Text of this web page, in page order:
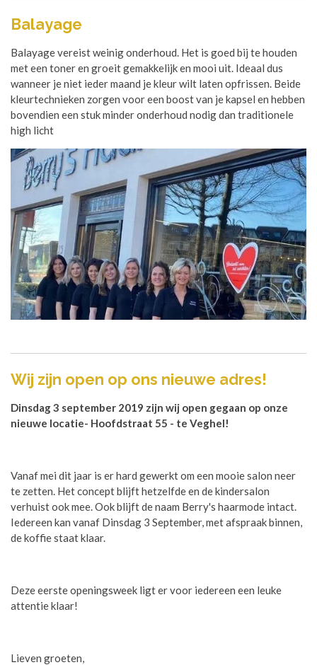
Balayage
Balayage vereist weinig onderhoud. Het is goed bij te houden
met een toner en groeit gemakkelijk en mooi uit. Ideaal dus
wanneer je niet ieder maand je kleur wilt laten opfrissen. Beide
kleurtechnieken zorgen voor een boost van je kapsel en hebben
bovendien een stuk minder onderhoud nodig dan traditionele
high licht
Wij zijn open op ons nieuwe adres!
Dinsdag 3 september 2019 zijn wij open gegaan op onze
nieuwe locatie- Hoofdstraat 55 - te Veghel!
Vanaf mei dit jaar is er hard gewerkt om een mooie salon neer
te zetten. Het concept blijft hetzelfde en de kindersalon
verhuist ook mee. Ook blijft de naam Berry's haarmode intact.
Iedereen kan vanaf Dinsdag 3 September, met afspraak binnen,
de koffie staat klaar.
Deze eerste openingsweek ligt er voor iedereen een leuke
attentie klaar!
Lieven groeten,